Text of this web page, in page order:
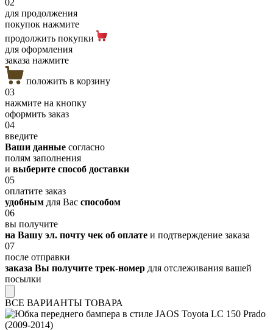
02
для продолжения
покупок нажмите
продолжить покупки
для оформления
заказа нажмите
положить в корзину
03
нажмите на кнопку
оформить заказ
04
введите
Ваши данные согласно
полям заполнения
и выберите способ доставки
05
оплатите заказ
удобным для Вас способом
06
вы получите
на Вашу эл. почту чек об оплате и подтверждение заказа
07
после отправки
заказа Вы получите трек-номер для отслеживания вашей
посылки
ВСЕ ВАРИАНТЫ ТОВАРА